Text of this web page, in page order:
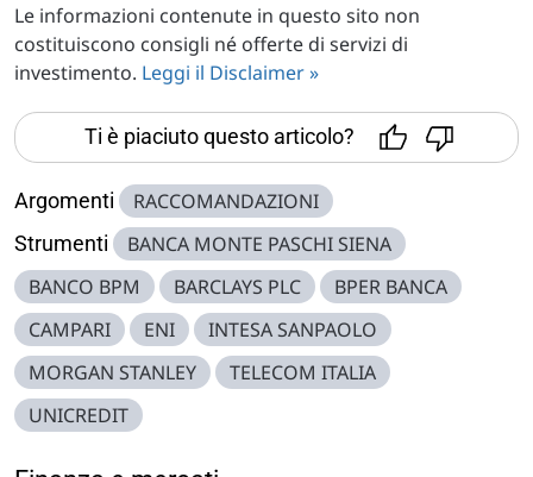
Le informazioni contenute in questo sito non
costituiscono consigli né offerte di servizi di
investimento. Leggi il Disclaimer »
Ti è piaciuto questo articolo?
Argomenti RACCOMANDAZIONI
Strumenti
BANCA MONTE PASCHI SIENA
BANCO BPM
BARCLAYS PLC
BPER BANCA
CAMPARI
ENI
INTESA SANPAOLO
MORGAN STANLEY
TELECOM ITALIA
UNICREDIT